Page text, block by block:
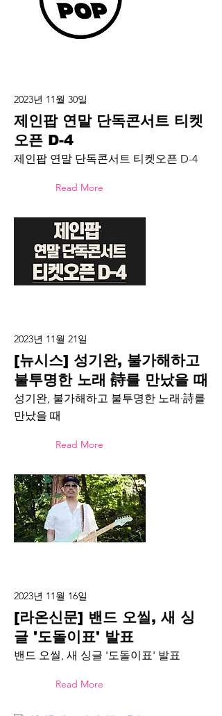
2023년 11월 30일
제인팝 연말 단독콘서트 티켓
오픈 D-4
제인팝 연말 단독콘서트 티켓오픈 D-4
Read More
2023년 11월 21일
[뉴시스] 성기완, 불가해하고
불투명한 노래·詩를 만났을 때
성기완, 불가해하고 불투명한 노래·詩를
만났을 때
Read More
2023년 11월 16일
[라온신문] 밴드 오씰, 새 싱
글 '도돌이표' 발표
밴드 오씰, 새 싱글 '도돌이표' 발표
Read More